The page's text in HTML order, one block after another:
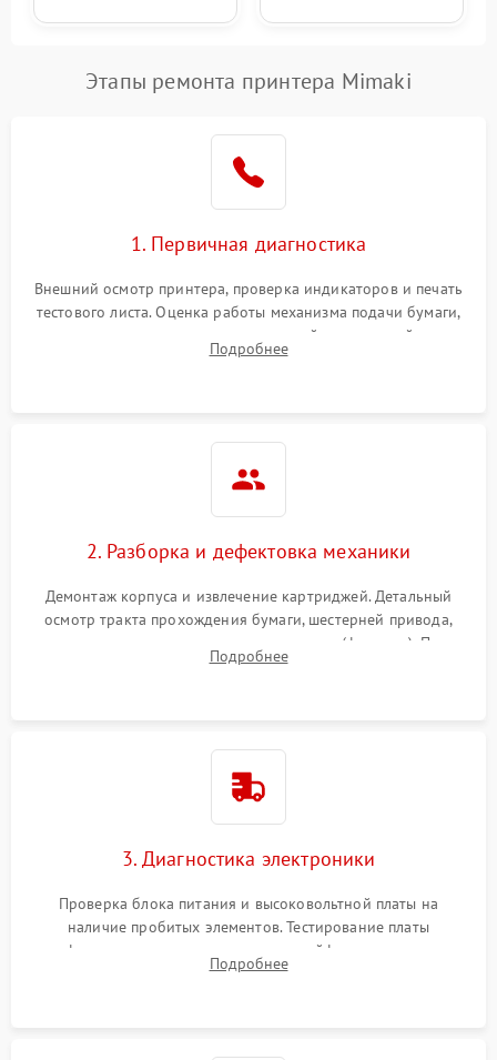
Этапы ремонта принтера Mimaki
1. Первичная диагностика
Внешний осмотр принтера, проверка индикаторов и печать
тестового листа. Оценка работы механизма подачи бумаги,
выявление посторонних шумов, замятий и первичный анализ
дефектов печати (полосы, фон, пробелы).
Подробнее
2. Разборка и дефектовка механики
Демонтаж корпуса и извлечение картриджей. Детальный
осмотр тракта прохождения бумаги, шестерней привода,
роликов захвата и узла термозакрепления (фьюзера). Поиск
физического износа и повреждений деталей.
Подробнее
3. Диагностика электроники
Проверка блока питания и высоковольтной платы на
наличие пробитых элементов. Тестирование платы
форматирования, целостности шлейфов, контактов
картриджа и оптопар (датчиков прохождения и наличия
Подробнее